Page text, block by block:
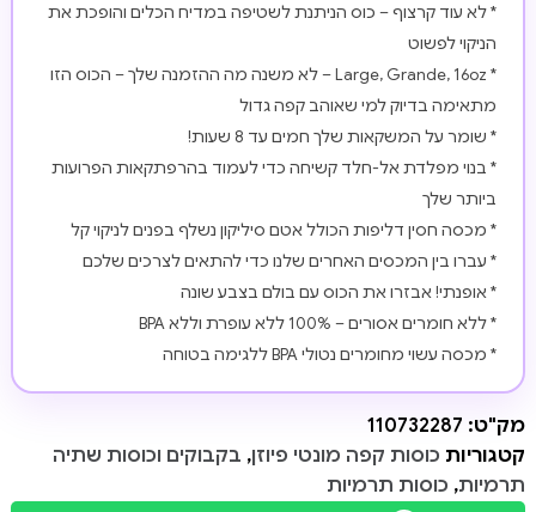
* לא עוד קרצוף – כוס הניתנת לשטיפה במדיח הכלים והופכת את
הניקוי לפשוט
* Large, Grande, 16oz – לא משנה מה ההזמנה שלך – הכוס הזו
מתאימה בדיוק למי שאוהב קפה גדול
* שומר על המשקאות שלך חמים עד 8 שעות!
* בנוי מפלדת אל-חלד קשיחה כדי לעמוד בהרפתקאות הפרועות
ביותר שלך
* מכסה חסין דליפות הכולל אטם סיליקון נשלף בפנים לניקוי קל
* עברו בין המכסים האחרים שלנו כדי להתאים לצרכים שלכם
* אופנתי! אבזרו את הכוס עם בולם בצבע שונה
* ללא חומרים אסורים – 100% ללא עופרת וללא BPA
* מכסה עשוי מחומרים נטולי BPA ללגימה בטוחה
מק"ט: 110732287
קטגוריות כוסות קפה מונטי פיוזן, בקבוקים וכוסות שתיה
תרמיות, כוסות תרמיות